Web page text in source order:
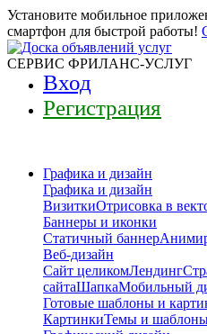
Установите мобильное
смартфон для быстрой работы!
СЕРВИС ФРИЛАНС-УСЛУГ
Вход
Регистрация
Графика и дизайн
Графика и дизайн
ВизиткиОтрисовка в
Баннеры и иконки
Статичный баннер
Веб-дизайн
Сайт целикомЛендинг
сайтаШапкаМобильный
Готовые шаблоны и
КартинкиТемы и шаблоны